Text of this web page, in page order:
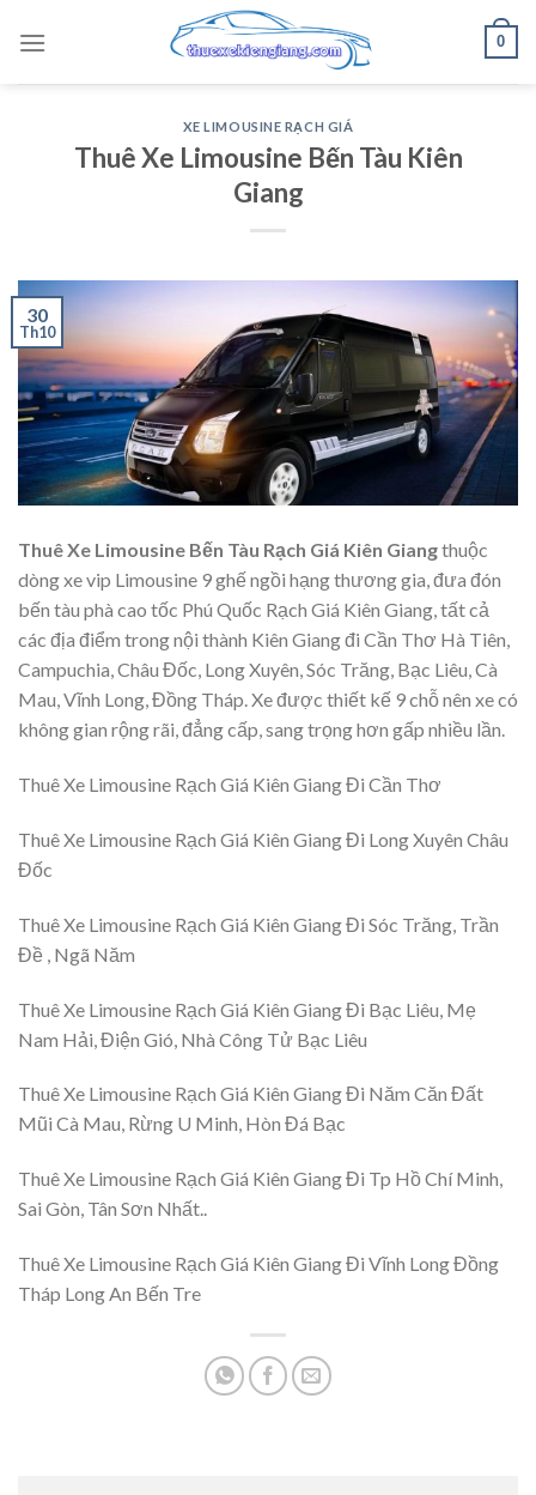
0
XE LIMOUSINE RẠCH GIÁ
Thuê Xe Limousine Bến Tàu Kiên
Giang
30
Th10
Thuê Xe Limousine Bến Tàu Rạch Giá Kiên Giangthuộc
dòng xe vip Limousine 9 ghế ngồi hạng thương gia, đưa đón
bến tàu phà cao tốc Phú Quốc Rạch Giá Kiên Giang, tất cả
các địa điểm trong nội thành Kiên Giang đi Cần Thơ Hà Tiên,
Campuchia, Châu Đốc, Long Xuyên, Sóc Trăng, Bạc Liêu, Cà
Mau, Vĩnh Long, Đồng Tháp. Xe được thiết kế 9 chỗ nên xe có
không gian rộng rãi, đẳng cấp, sang trọng hơn gấp nhiều lần.
Thuê Xe Limousine Rạch Giá Kiên Giang Đi Cần Thơ
Thuê Xe Limousine Rạch Giá Kiên Giang Đi Long Xuyên Châu
Đốc
Thuê Xe Limousine Rạch Giá Kiên Giang Đi Sóc Trăng, Trần
Đề , Ngã Năm
Thuê Xe Limousine Rạch Giá Kiên Giang Đi Bạc Liêu, Mẹ
Nam Hải, Điện Gió, Nhà Công Tử Bạc Liêu
Thuê Xe Limousine Rạch Giá Kiên Giang Đi Năm Căn Đất
Mũi Cà Mau, Rừng U Minh, Hòn Đá Bạc
Thuê Xe Limousine Rạch Giá Kiên Giang Đi Tp Hồ Chí Minh,
Sai Gòn, Tân Sơn Nhất..
Thuê Xe Limousine Rạch Giá Kiên Giang Đi Vĩnh Long Đồng
Tháp Long An Bến Tre